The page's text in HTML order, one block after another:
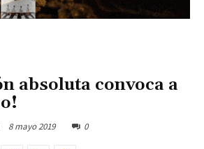
absoluta convoca a
8 mayo 2019 0